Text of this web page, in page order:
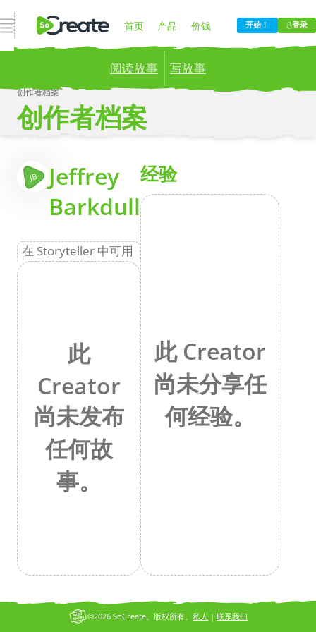
打开导航 首页 产品 价钱
博客 公司
开始！ 登录
阅读故事 写故事
Publish your stories to a global audience.
now!
创作者档案
创作者档案
JB
Jeffrey
Barkdull
在 Storyteller 中可用
更
此
Creator
尚未发布
任何故
事。
经验
此 Creator
尚未分享任
何经验。
私人 |联系我们
©2026 SoCreate。版权所有。